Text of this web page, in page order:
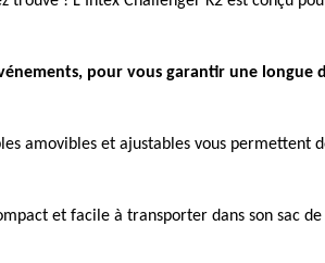
pour vous garantir une longue
amovibles et ajustables vous permettent
et facile à transporter dans son sac